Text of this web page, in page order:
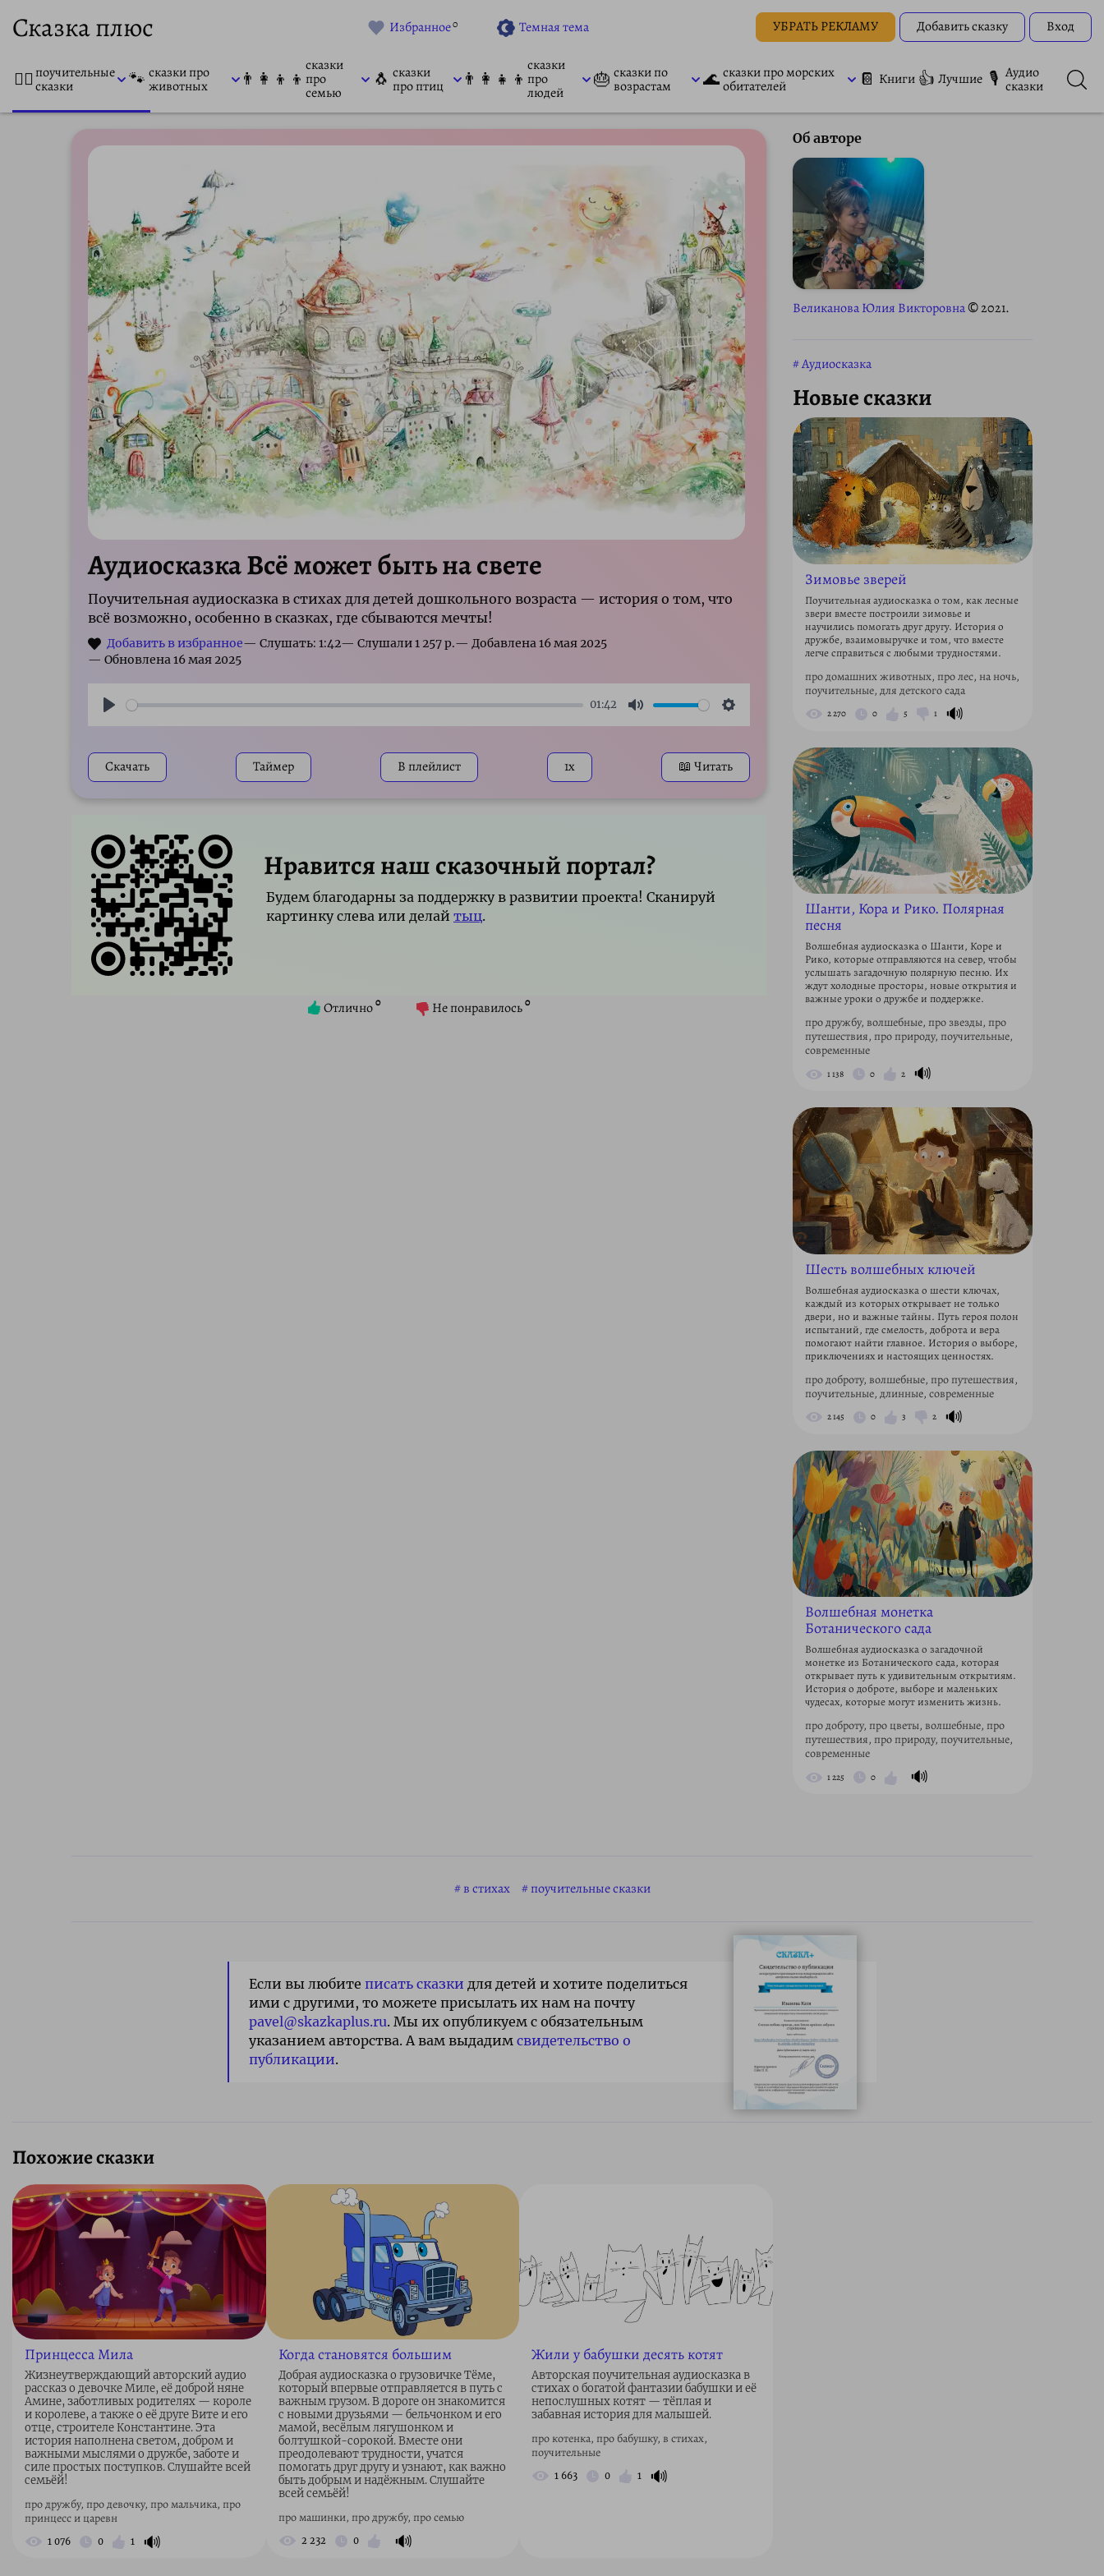
Сказка плюс Избранное0 Темная тема УБРАТЬ РЕКЛАМУ Добавить сказку Вход
👨‍⚕️поучительные
сказки 🐾 сказки про
животных 👨‍👩‍👦‍👦
сказки
про
семью
🐧 сказки
про птиц 👨‍👩‍👧‍👦
сказки
про
людей
🎂 сказки по
возрастам 🌊сказки про морских
обитателей 📔 Книги 👍 Лучшие 🎙 Аудио
сказки
Аудиосказка Всё может быть на свете
Поучительная аудиосказка в стихах для детей дошкольного возраста — история о том, что
всё возможно, особенно в сказках, где сбываются мечты!
— Слушать: 1:42 р.
01:42
Mute Settings
Скачать Таймер В плейлист 1x 📖 Читать
Нравится наш сказочный портал?
Будем благодарны за поддержку в развитии проекта! Сканируй
картинку слева или делай тыц.
Отлично0 Не понравилось0
Об авторе
Великанова Юлия Викторовна© 2021.
Аудиосказка
Новые сказки
Зимовье зверей
Поучительная аудиосказка о том, как лесные
звери вместе построили зимовье и
научились помогать друг другу. История о
дружбе, взаимовыручке и том, что вместе
легче справиться с любыми трудностями.
про домашних животных, про лес, на ночь,
поучительные, для детского сада
2 270 0 5 1 🔊
Шанти, Кора и Рико. Полярная
песня
Волшебная аудиосказка о Шанти, Коре и
Рико, которые отправляются на север, чтобы
услышать загадочную полярную песню. Их
ждут холодные просторы, новые открытия и
важные уроки о дружбе и поддержке.
про дружбу, волшебные, про звезды, про
путешествия, про природу, поучительные,
современные
1 138 0 2 🔊
Шесть волшебных ключей
Волшебная аудиосказка о шести ключах,
каждый из которых открывает не только
двери, но и важные тайны. Путь героя полон
испытаний, где смелость, доброта и вера
помогают найти главное. История о выборе,
приключениях и настоящих ценностях.
про доброту, волшебные, про путешествия,
поучительные, длинные, современные
2 145 0 3 2 🔊
Волшебная монетка
Ботанического сада
Волшебная аудиосказка о загадочной
монетке из Ботанического сада, которая
открывает путь к удивительным открытиям.
История о доброте, выборе и маленьких
чудесах, которые могут изменить жизнь.
про доброту, про цветы, волшебные, про
путешествия, про природу, поучительные,
современные
1 225 0 🔊
в стихах поучительные сказки
Если вы любите писать сказки для детей и хотите поделиться
ими с другими, то можете присылать их нам на почту
pavel@skazkaplus.ru. Мы их опубликуем с обязательным
указанием авторства. А вам выдадим свидетельство о
публикации.
Похожие сказки
Принцесса Мила
Жизнеутверждающий авторский аудио
рассказ о девочке Милe, её доброй няне
Амине, заботливых родителях — короле
и королеве, а также о её друге Вите и его
отце, строителе Константине. Эта
история наполнена светом, добром и
важными мыслями о дружбе, заботе и
силе простых поступков. Слушайте всей
семьёй!
про дружбу, про девочку, про мальчика, про
принцесс и царевн
1 076 0 1 🔊
Когда становятся большим
Добрая аудиосказка о грузовичке Тёме,
который впервые отправляется в путь с
важным грузом. В дороге он знакомится
с новыми друзьями — бельчонком и его
мамой, весёлым лягушонком и
болтушкой-сорокой. Вместе они
преодолевают трудности, учатся
помогать друг другу и узнают, как важно
быть добрым и надёжным. Слушайте
всей семьёй!
про машинки, про дружбу, про семью
2 232 0 🔊
Жили у бабушки десять котят
Авторская поучительная аудиосказка в
стихах о богатой фантазии бабушки и её
непослушных котят — тёплая и
забавная история для малышей.
про котенка, про бабушку, в стихах,
поучительные
1 663 0 1 🔊